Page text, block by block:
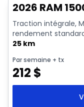
2026 RAM
Traction intégrale,
rendement
25 km
Par semaine + tx
212 $